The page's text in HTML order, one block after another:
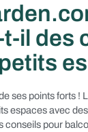
il des
ses points forts !
espaces avec
conseils pour